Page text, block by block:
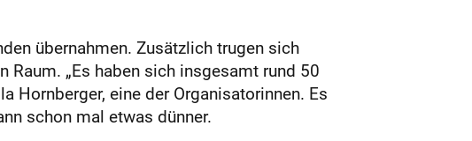
übernahmen. Zusätzlich trugen sich
„Es haben sich insgesamt rund 50
Hornberger, eine der Organisatorinnen. Es
schon mal etwas dünner.